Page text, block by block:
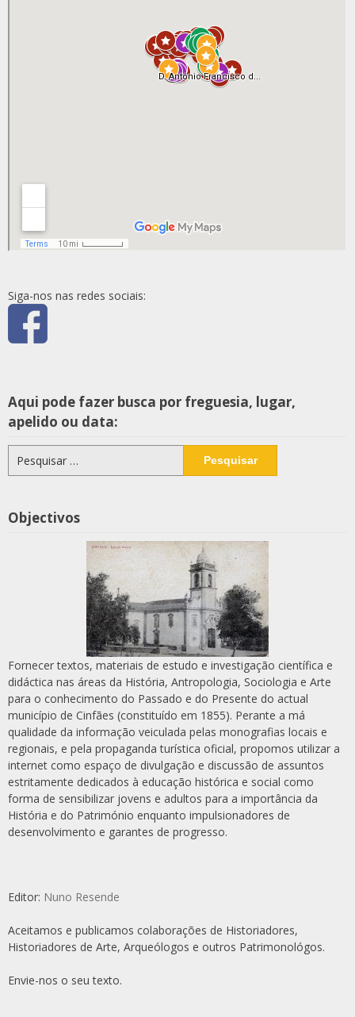
Siga-nos nas redes sociais:
Aqui pode fazer busca por freguesia, lugar,
apelido ou data:
por:
Objectivos
Fornecer textos, materiais de estudo e investigação científica e
didáctica nas áreas da História, Antropologia, Sociologia e Arte
para o conhecimento do Passado e do Presente do actual
município de Cinfães (constituído em 1855). Perante a má
qualidade da informação veiculada pelas monografias locais e
regionais, e pela propaganda turística oficial, propomos utilizar a
internet como espaço de divulgação e discussão de assuntos
estritamente dedicados à educação histórica e social como
forma de sensibilizar jovens e adultos para a importância da
História e do Património enquanto impulsionadores de
desenvolvimento e garantes de progresso.
Editor: Nuno Resende
Aceitamos e publicamos colaborações de Historiadores,
Historiadores de Arte, Arqueólogos e outros Patrimonológos.
Envie-nos o seu texto.